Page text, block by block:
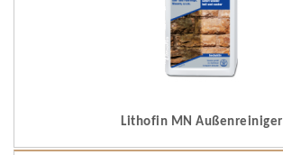
Lithofin MN Außenreiniger